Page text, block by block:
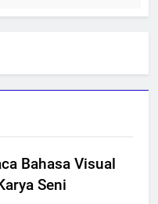
Bahasa Visual
Seni